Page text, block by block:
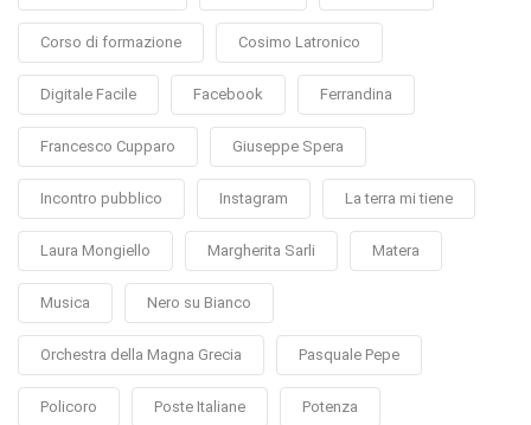
Corso di formazione Cosimo Latronico
Digitale Facile Facebook Ferrandina
Francesco Cupparo Giuseppe Spera
Incontro pubblico Instagram La terra mi tiene
Laura Mongiello Margherita Sarli Matera
Musica Nero su Bianco
Orchestra della Magna Grecia Pasquale Pepe
Policoro Poste Italiane Potenza